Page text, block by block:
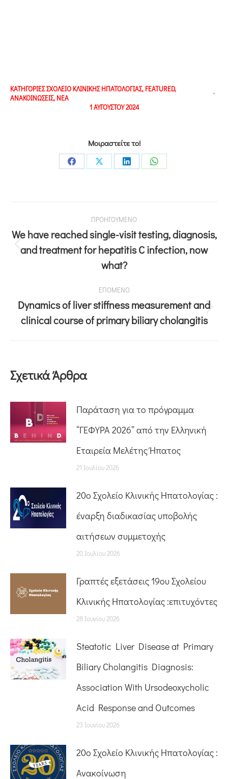
ΚΑΤΗΓΟΡΙΕΣΣΧΟΛΕΙΟ ΚΛΙΝΙΚΗΣ ΗΠΑΤΟΛΟΓΙΑΣ, FEATURED,
ΑΝΑΚΟΙΝΩΣΕΙΣ, ΝΕΑ
1 ΑΥΓΟΥΣΤΟΥ 2024
Μοιραστείτε το!
ΠΡΟΗΓΟΥΜΕΝΟ
We have reached single-visit testing, diagnosis,
and treatment for hepatitis C infection, now
what?
ΕΠΟΜΕΝΟ
Dynamics of liver stiffness measurement and
clinical course of primary biliary cholangitis
Σχετικά Άρθρα
Παράταση για το πρόγραμμα
“ΓΕΦΥΡΑ 2026” από την Ελληνική
Εταιρεία Μελέτης Ήπατος
21 Ιουλίου 2026
20o Σχολείο Κλινικής Ηπατολογίας :
έναρξη διαδικασίας υποβολής
αιτήσεων συμμετοχής
20 Ιουλίου 2026
Γραπτές εξετάσεις 19ου Σχολείου
Κλινικής Ηπατολογίας :επιτυχόντες
28 Ιουνίου 2026
Steatotic Liver Disease at Primary
Biliary Cholangitis Diagnosis:
Association With Ursodeoxycholic
Acid Response and Outcomes
23 Ιουνίου 2026
20o Σχολείο Κλινικής Ηπατολογίας :
Ανακοίνωση